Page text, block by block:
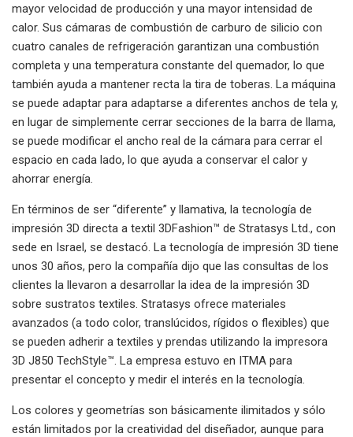
mayor velocidad de producción y una mayor intensidad de
calor. Sus cámaras de combustión de carburo de silicio con
cuatro canales de refrigeración garantizan una combustión
completa y una temperatura constante del quemador, lo que
también ayuda a mantener recta la tira de toberas. La máquina
se puede adaptar para adaptarse a diferentes anchos de tela y,
en lugar de simplemente cerrar secciones de la barra de llama,
se puede modificar el ancho real de la cámara para cerrar el
espacio en cada lado, lo que ayuda a conservar el calor y
ahorrar energía.
En términos de ser “diferente” y llamativa, la tecnología de
impresión 3D directa a textil 3DFashion™ de Stratasys Ltd., con
sede en Israel, se destacó. La tecnología de impresión 3D tiene
unos 30 años, pero la compañía dijo que las consultas de los
clientes la llevaron a desarrollar la idea de la impresión 3D
sobre sustratos textiles. Stratasys ofrece materiales
avanzados (a todo color, translúcidos, rígidos o flexibles) que
se pueden adherir a textiles y prendas utilizando la impresora
3D J850 TechStyle™. La empresa estuvo en ITMA para
presentar el concepto y medir el interés en la tecnología.
Los colores y geometrías son básicamente ilimitados y sólo
están limitados por la creatividad del diseñador, aunque para